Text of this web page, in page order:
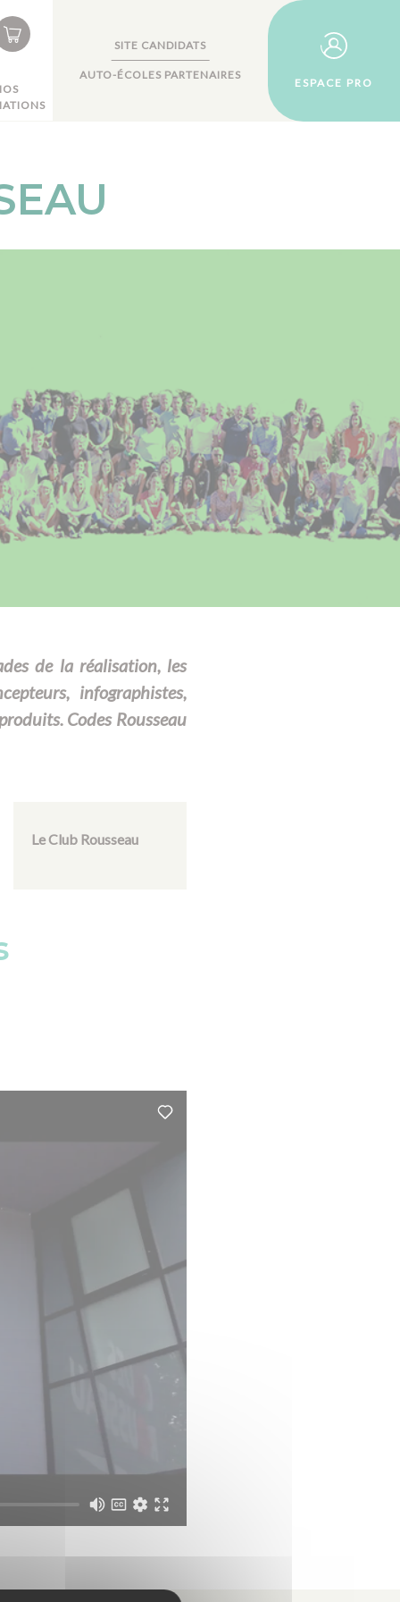
SITE CANDIDATS
AUTO-ÉCOLES PARTENAIRES
ESPACE PRO
de la réalisation, les
infographistes,
Codes Rousseau
Le Club Rousseau